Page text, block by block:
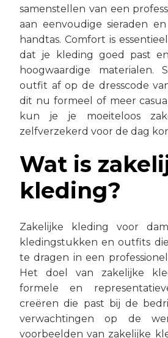
samenstellen van een
aan eenvoudige sieraden
handtas. Comfort is
dat je kleding goed past
hoogwaardige
outfit af op de dresscode
dit nu formeel of meer
kun je je moeiteloos
zelfverzekerd voor de dag
Wat is
kleding?
Zakelijke kleding voor
kledingstukken en outfits
te dragen in een
Het doel van zakelijke
formele en
creëren die past bij de
verwachtingen op de
voorbeelden van zakelijke